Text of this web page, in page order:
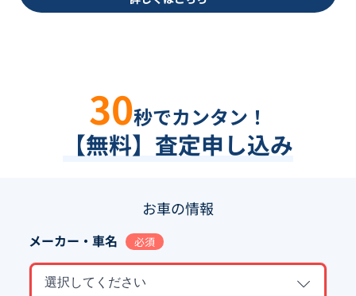
30秒でカンタン！
【無料】査定申し込み
お車の情報
メーカー・車名 必須
選択してください